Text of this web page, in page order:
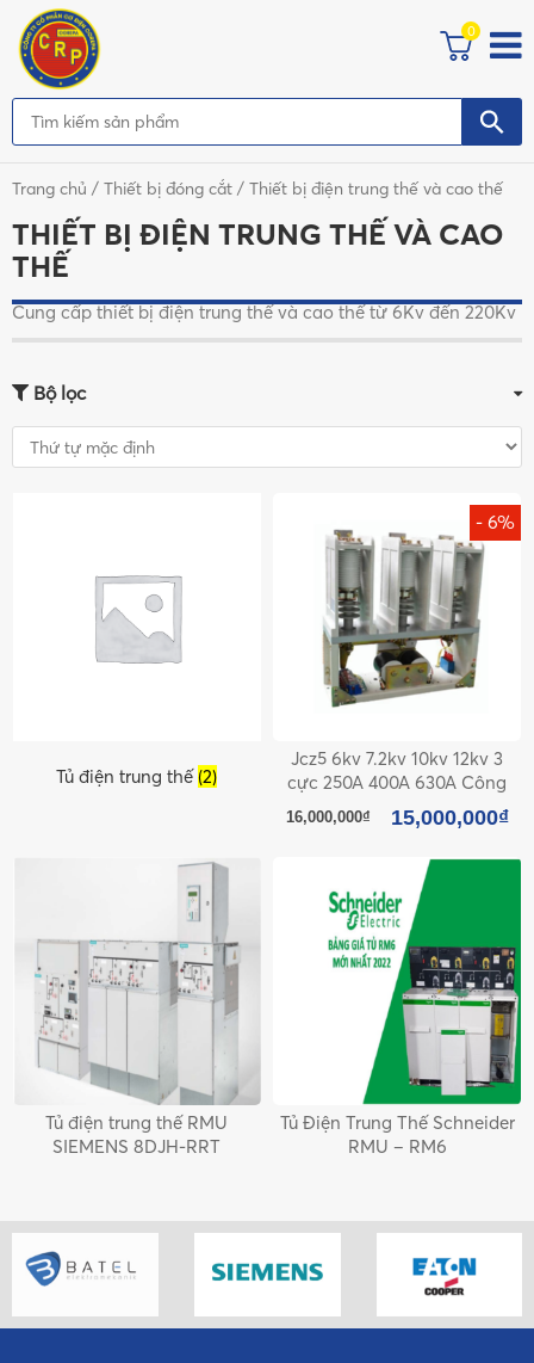
0
Trang chủ / Thiết bị đóng cắt / Thiết bị điện trung thế và cao thế
THIẾT BỊ ĐIỆN TRUNG THẾ VÀ CAO
THẾ
Cung cấp thiết bị điện trung thế và cao thế từ 6Kv đến 220Kv
Bộ lọc
Tủ điện trung thế (2)
- 6%
Jcz5 6kv 7.2kv 10kv 12kv 3
cực 250A 400A 630A Công
tắc tơ chân không
16,000,000₫ 15,000,000₫
Tủ điện trung thế RMU
SIEMENS 8DJH-RRT
Tủ Điện Trung Thế Schneider
RMU – RM6